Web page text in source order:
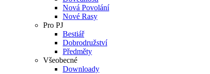
Nová Povolání
Nové Rasy
Pro PJ
Bestiář
Dobrodružství
Předměty
Všeobecné
Downloady